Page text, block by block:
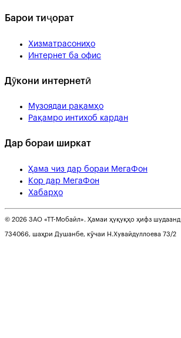
Барои тиҷорат
Хизматрасониҳо
Интернет ба офис
Дӯкони интернетӣ
Музоядаи рақамҳо
Рақамро интихоб кардан
Дар бораи ширкат
Ҳама чиз дар бораи МегаФон
Кор дар МегаФон
Хабарҳо
© 2026 ЗАО «ТТ-Мобайл». Ҳамаи ҳуқуқҳо ҳифз шудаанд
734066, шаҳри Душанбе, кӯчаи Н.Хувайдуллоева 73/2